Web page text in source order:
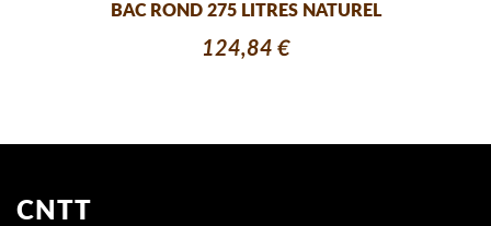
BAC ROND 275 LITRES NATUREL
124,84 €
CNTT